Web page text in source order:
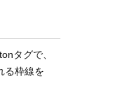
タグで、
る枠線を